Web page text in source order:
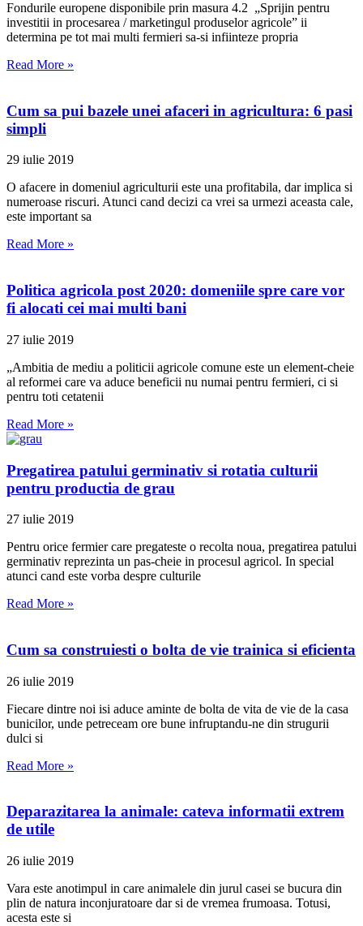
Fondurile europene disponibile prin masura 4.2 „Sprijin pentru
investitii in procesarea / marketingul produselor agricole” ii
determina pe tot mai multi fermieri sa-si infiinteze propria
Read More »
Cum sa pui bazele unei afaceri in agricultura: 6 pasi
simpli
29 iulie 2019
O afacere in domeniul agriculturii este una profitabila, dar implica si
numeroase riscuri. Atunci cand decizi ca vrei sa urmezi aceasta cale,
este important sa
Read More »
Politica agricola post 2020: domeniile spre care vor
fi alocati cei mai multi bani
27 iulie 2019
„Ambitia de mediu a politicii agricole comune este un element-cheie
al reformei care va aduce beneficii nu numai pentru fermieri, ci si
pentru toti cetatenii
Read More »
Pregatirea patului germinativ si rotatia culturii
pentru productia de grau
27 iulie 2019
Pentru orice fermier care pregateste o recolta noua, pregatirea patului
germinativ reprezinta un pas-cheie in procesul agricol. In special
atunci cand este vorba despre culturile
Read More »
Cum sa construiesti o bolta de vie trainica si eficienta
26 iulie 2019
Fiecare dintre noi isi aduce aminte de bolta de vita de vie de la casa
bunicilor, unde petreceam ore bune infruptandu-ne din strugurii
dulci si
Read More »
Deparazitarea la animale: cateva informatii extrem
de utile
26 iulie 2019
Vara este anotimpul in care animalele din jurul casei se bucura din
plin de natura inconjuratoare dar si de vremea frumoasa. Totusi,
acesta este si